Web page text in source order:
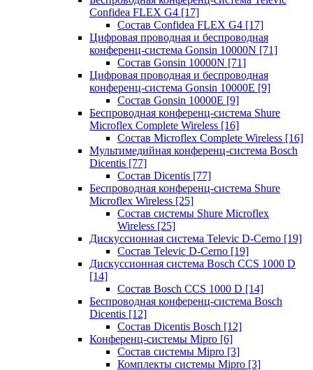
Confidea FLEX G4 [17]
Состав Confidea FLEX G4 [17]
Цифровая проводная и беспроводная
конференц-система Gonsin 10000N [71]
Состав Gonsin 10000N [71]
Цифровая проводная и беспроводная
конференц-система Gonsin 10000E [9]
Состав Gonsin 10000E [9]
Беспроводная конференц-система Shure
Microflex Complete Wireless [16]
Состав Microflex Complete Wireless [16]
Мультимедийная конференц-система Bosch
Dicentis [77]
Состав Dicentis [77]
Беспроводная конференц-система Shure
Microflex Wireless [25]
Состав системы Shure Microflex
Wireless [25]
Дискуссионная система Televic D-Cerno [19]
Состав Televic D-Cerno [19]
Дискуссионная система Bosch CCS 1000 D
[14]
Состав Bosch CCS 1000 D [14]
Беспроводная конференц-система Bosch
Dicentis [12]
Состав Dicentis Bosch [12]
Конференц-системы Mipro [6]
Состав системы Mipro [3]
Комплекты системы Mipro [3]